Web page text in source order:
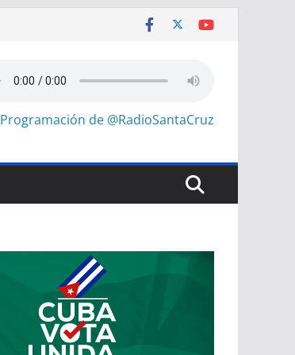
Programación de @RadioSantaCruz